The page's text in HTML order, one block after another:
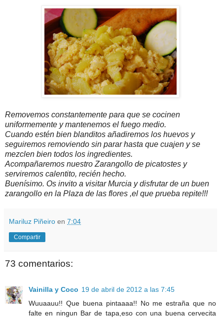
Removemos constantemente para que se cocinen
uniformemente y mantenemos el fuego medio.
Cuando estén bien blanditos añadiremos los huevos y
seguiremos removiendo sin parar hasta que cuajen y se
mezclen bien todos los ingredientes.
Acompañaremos nuestro Zarangollo de picatostes y
serviremos calentito, recién hecho.
Buenísimo. Os invito a visitar Murcia y disfrutar de un buen
zarangollo en la Plaza de las flores ,el que prueba repite!!!
Mariluz Piñeiro en 7:04
Compartir
73 comentarios:
Vainilla y Coco 19 de abril de 2012 a las 7:45
Wuuaauu!! Que buena pintaaaa!! No me estraña que no
falte en ningun Bar de tapa,eso con una buena cervecita